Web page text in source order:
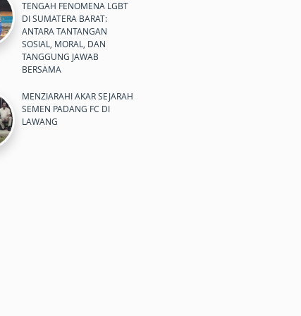
TENGAH FENOMENA LGBT
DI SUMATERA BARAT:
ANTARA TANTANGAN
SOSIAL, MORAL, DAN
TANGGUNG JAWAB
BERSAMA
MENZIARAHI AKAR SEJARAH
SEMEN PADANG FC DI
LAWANG